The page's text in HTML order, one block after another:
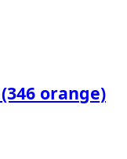
(346 orange)